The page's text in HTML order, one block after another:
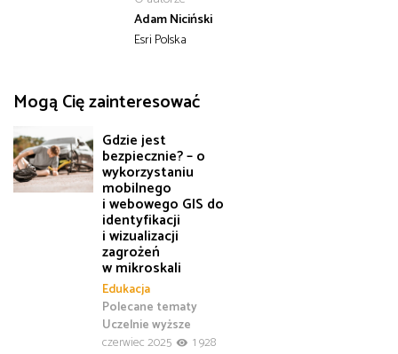
Adam Niciński
Esri Polska
Mogą Cię zainteresować
Gdzie jest
bezpiecznie? – o
wykorzystaniu
mobilnego
i webowego GIS do
identyfikacji
i wizualizacji
zagrożeń
w mikroskali
Edukacja
Polecane tematy
Uczelnie wyższe
czerwiec 2025
1 928